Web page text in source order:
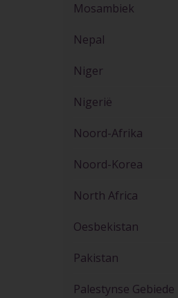
Mosambiek
Nepal
Niger
Nigerië
Noord-Afrika
Noord-Korea
North Africa
Oesbekistan
Pakistan
Palestynse Gebiede